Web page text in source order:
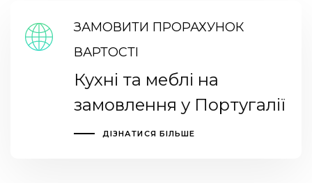
ЗАМОВИТИ ПРОРАХУНОК
ВАРТОСТІ
Кухні та меблі на
замовлення у Португалії
ДІЗНАТИСЯ БІЛЬШЕ